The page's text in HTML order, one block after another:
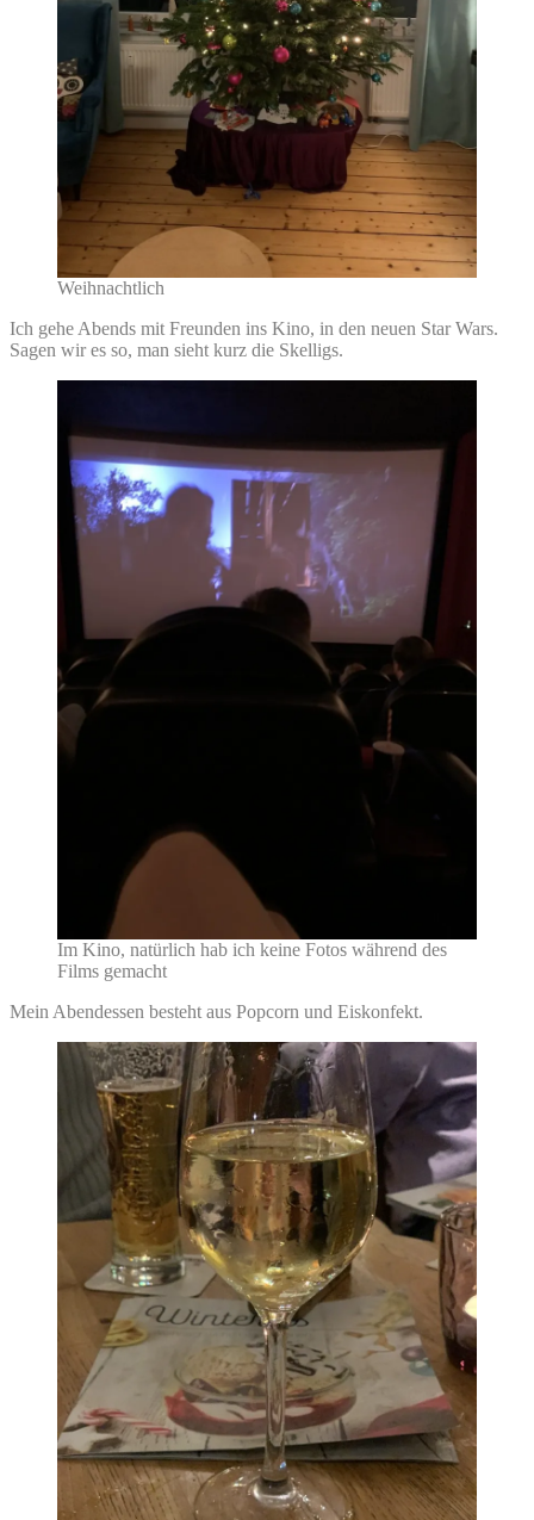
Weihnachtlich
Ich gehe Abends mit Freunden ins Kino, in den neuen Star Wars.
Sagen wir es so, man sieht kurz die Skelligs.
Im Kino, natürlich hab ich keine Fotos während des
Films gemacht
Mein Abendessen besteht aus Popcorn und Eiskonfekt.